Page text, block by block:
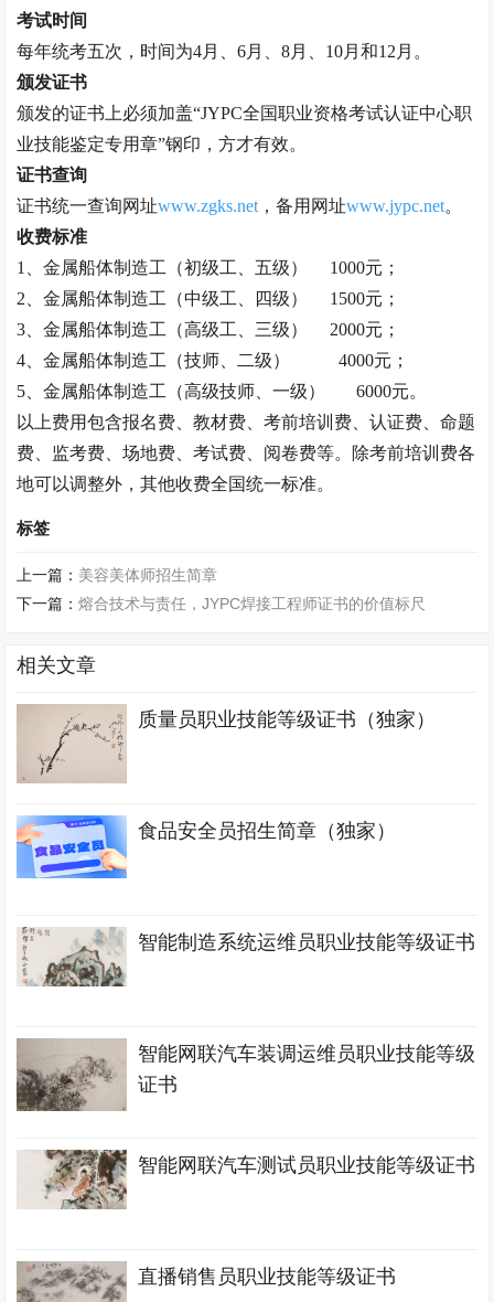
考试时间
每年统考五次，时间为4月、6月、8月、10月和12月。
颁发证书
颁发的证书上必须加盖“JYPC全国职业资格考试认证中心职
业技能鉴定专用章”钢印，方才有效。
证书查询
证书统一查询网址www.zgks.net ，备用网址www.jypc.net。
收费标准
1、金属船体制造工（初级工、五级）
1000元；
2、金属船体制造工（中级工、四级）
1500元；
3、金属船体制造工（高级工、三级）
2000元；
4、金属船体制造工（技师、二级）
4000元；
5、金属船体制造工（高级技师、一级）
6000元。
以上费用包含报名费、教材费、考前培训费、认证费、命题
费、监考费、场地费、考试费、阅卷费等。除考前培训费各
地可以调整外，其他收费全国统一标准。
标签
上一篇： 美容美体师招生简章
下一篇：熔合技术与责任，JYPC焊接工程师证书的价值标尺
相关文章
质量员职业技能等级证书（独家）
食品安全员招生简章（独家）
智能制造系统运维员职业技能等级证书
智能网联汽车装调运维员职业技能等级
证书
智能网联汽车测试员职业技能等级证书
直播销售员职业技能等级证书